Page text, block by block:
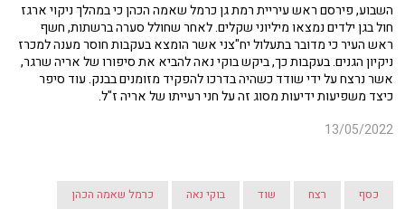
השבוע, פירסם ראש עיריית רמת גן כרמל שאמה הכהן כי במהלך ניקוי ארגז
חול בגן ילדים נמצאו מיליוני שקלים. לאחר שחולל סערה ברשתות, חשף
ראש העיר כי מדובר בתעלול יח"צני אשר הומצא בעקבות חוסר מענה למכרז
ניקיון הגנים. בעקבות כך, ביקש בוקי נאה להביא את סיפורו של אריה שרגר,
אשר נרצח על ידי שודד כשהיה בדרכו להפקיד מזומנים בבנק. עוד סיפר
כיצד משפיעות ידיעות מסוג זה על חני רעייתו של אריה ז"ל.
13/05/2022
כסף רצח שוד בוקי נאה כרמל שאמה הכהן